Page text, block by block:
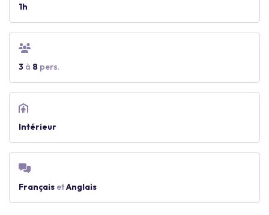
1h
3 à 8 pers.
Intérieur
Français etAnglais